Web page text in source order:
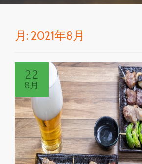
月: 2021年8月
22
8月